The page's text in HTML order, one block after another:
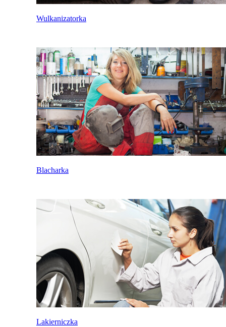
Wulkanizatorka
Blacharka
Lakierniczka